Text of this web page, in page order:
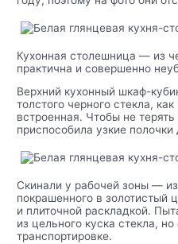
Кухонная столешница — из
практична и совершенно
Верхний кухонный шкаф-
толстого черного стекла,
встроенная. Чтобы не
приспособила узкие
Скинали у рабочей зоны — из
покрашенного в золотистый
и плиточной раскладкой.
из цельного куска стекла,
транспортировке.